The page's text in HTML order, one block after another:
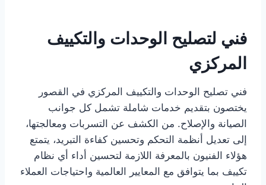
فني لتصليح الوحدات والتكييف
المركزي
فني تصليح الوحدات والتكييف المركزي في القصور
يختصون بتقديم خدمات شاملة تشمل كل جوانب
الصيانة والإصلاح. من الكشف عن التسربات ومعالجتها،
إلى تعديل أنظمة التحكم وتحسين كفاءة التبريد، يتمتع
هؤلاء الفنيون بالمعرفة اللازمة لتحسين أداء أي نظام
تكييف بما يتوافق مع المعايير العالمية واحتياجات العملاء